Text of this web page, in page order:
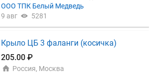
имминг 70/30 ВМК (Сухой) Свин Тримминг 80/20
МК (Сухой) Свин Тримминг 90/10 ВМК (Сухой) Св.
Ребро Лента мон зам. Калуж. Св. Ребро с грудинк
и Экспорт (КМПЗ) в/у Св. Ребро Дачные (Миратор
ший сорт Говядина блочная первый сорт Говяди
на блочная второй сорт Говядина кусковая. Гов.
ный Гов. Вырезка Гов Рагу
ООО ТПК Белый Медведь
9 авг
5281
Крыло ЦБ 3 фаланги (косичка)
205.00 ₽
Россия, Москва